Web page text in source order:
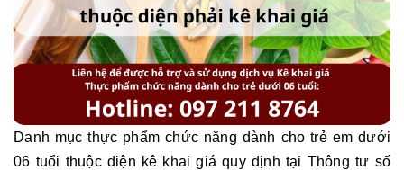
Danh mục thực phẩm chức năng dành cho trẻ em dưới
06 tuổi thuộc diện kê khai giá quy định tại Thông tư số